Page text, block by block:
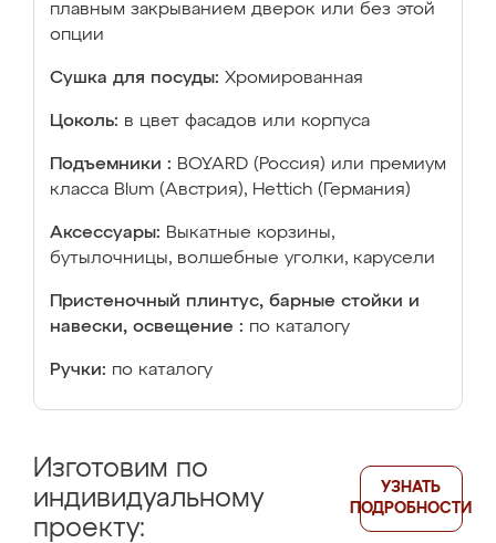
плавным закрыванием дверок или без этой
опции
Сушка для посуды: Хромированная
Цоколь: в цвет фасадов или корпуса
Подъемники : BOYARD (Россия) или премиум
класса Blum (Австрия), Hettich (Германия)
Аксессуары: Выкатные корзины,
бутылочницы, волшебные уголки, карусели
Пристеночный плинтус, барные стойки и
навески, освещение : по каталогу
Ручки: по каталогу
Изготовим по
индивидуальному
проекту:
УЗНАТЬ
ПОДРОБНОСТИ